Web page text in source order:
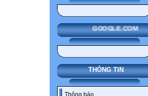
GOOGLE.COM
THÔNG TIN
Thông báo